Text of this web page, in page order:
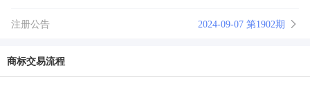
注册公告 2024-09-07 第1902期
商标交易流程